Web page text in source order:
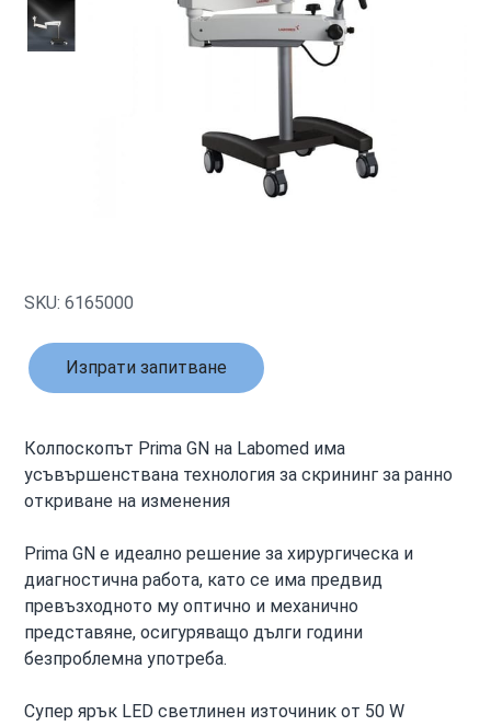
SKU: 6165000
Изпрати запитване
Колпоскопът Prima GN на Labomed има
усъвършенствана технология за скрининг за ранно
откриване на изменения
Prima GN е идеално решение за хирургическа и
диагностична работа, като се има предвид
превъзходното му оптично и механично
представяне, осигуряващо дълги години
безпроблемна употреба.
Супер ярък LED светлинен източиник от 50 W